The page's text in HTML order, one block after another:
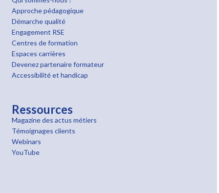
Approche pédagogique
Démarche qualité
Engagement RSE
Centres de formation
Espaces carrières
Devenez partenaire formateur
Accessibilité et handicap
Ressources
Magazine des actus métiers
Témoignages clients
Webinars
YouTube